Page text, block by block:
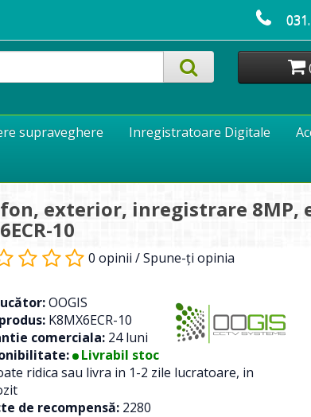
supraveghere Inregistratoare Digitale
exterior, inregistrare 8MP,
10
0 opinii /Spune-ţi opinia
OOGIS
K8MX6ECR-10
comerciala: 24 luni
Livrabil stoc
ridica sau livra in 1-2 zile lucratoare, in
de recompensă: 2280